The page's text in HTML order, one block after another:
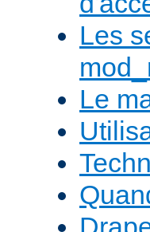
Les
Le